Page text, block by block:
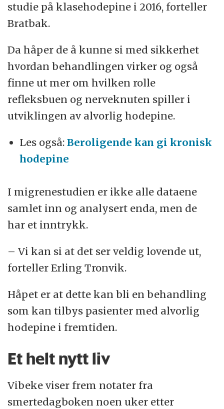
studie på klasehodepine i 2016, forteller
Bratbak.
Da håper de å kunne si med sikkerhet
hvordan behandlingen virker og også
finne ut mer om hvilken rolle
refleksbuen og nerveknuten spiller i
utviklingen av alvorlig hodepine.
Les også:Beroligende kan gi kronisk
hodepine
I migrenestudien er ikke alle dataene
samlet inn og analysert enda, men de
har et inntrykk.
– Vi kan si at det ser veldig lovende ut,
forteller Erling Tronvik.
Håpet er at dette kan bli en behandling
som kan tilbys pasienter med alvorlig
hodepine i fremtiden.
Et helt nytt liv
Vibeke viser frem notater fra
smertedagboken noen uker etter